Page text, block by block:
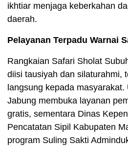
ikhtiar menjaga keberkahan
daerah.
Pelayanan Terpadu Warnai
Rangkaian Safari Sholat
diisi tausiyah dan silaturahmi,
langsung kepada
Jabung membuka layanan
gratis, sementara Dinas
Pencatatan Sipil Kabupaten
program Suling Sakti